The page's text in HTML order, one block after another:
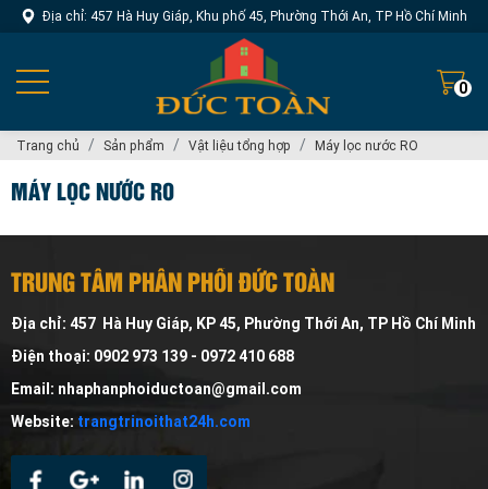
Địa chỉ: 457 Hà Huy Giáp, Khu phố 45, Phường Thới An, TP Hồ Chí Minh
0
Trang chủ Sản phẩm Vật liệu tổng hợp Máy lọc nước RO
MÁY LỌC NƯỚC RO
TRUNG TÂM PHÂN PHỐI ĐỨC TOÀN
Địa chỉ: 457 Hà Huy Giáp, KP 45, Phường Thới An, TP Hồ Chí Minh
Điện thoại: 0902 973 139 - 0972 410 688
Email: nhaphanphoiductoan@gmail.com
Website: trangtrinoithat24h.com